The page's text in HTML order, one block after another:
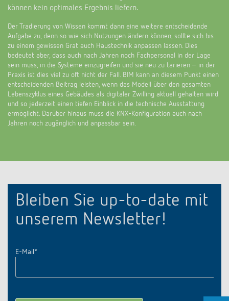
können kein optimales Ergebnis liefern.
Der Tradierung von Wissen kommt dann eine weitere entscheidende
Aufgabe zu, denn so wie sich Nutzungen ändern können, sollte sich bis
zu einem gewissen Grat auch Haustechnik anpassen lassen. Dies
bedeutet aber, dass auch nach Jahren noch Fachpersonal in der Lage
sein muss, in die Systeme einzugreifen und sie neu zu tarieren – in der
Praxis ist dies viel zu oft nicht der Fall. BIM kann an diesem Punkt einen
entscheidenden Beitrag leisten, wenn das Modell über den gesamten
Lebenszyklus eines Gebäudes als digitaler Zwilling aktuell gehalten wird
und so jederzeit einen tiefen Einblick in die technische Ausstattung
ermöglicht. Darüber hinaus muss die KNX-Konfiguration auch nach
Jahren noch zugänglich und anpassbar sein.
Bleiben Sie up-to-date mit
unserem Newsletter!
E-Mail *